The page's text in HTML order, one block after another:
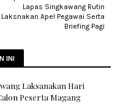
Lapas Singkawang Rutin
Laksnakan Apel Pegawai Serta
Briefing Pagi
INI
Laksanakan Hari
Peserta Magang